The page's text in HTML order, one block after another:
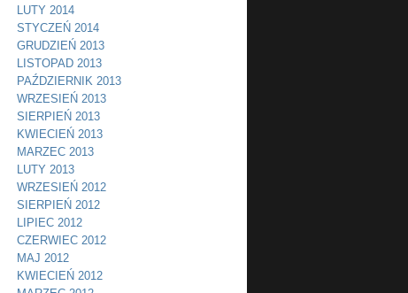
LUTY 2014
STYCZEŃ 2014
GRUDZIEŃ 2013
LISTOPAD 2013
PAŹDZIERNIK 2013
WRZESIEŃ 2013
SIERPIEŃ 2013
KWIECIEŃ 2013
MARZEC 2013
LUTY 2013
WRZESIEŃ 2012
SIERPIEŃ 2012
LIPIEC 2012
CZERWIEC 2012
MAJ 2012
KWIECIEŃ 2012